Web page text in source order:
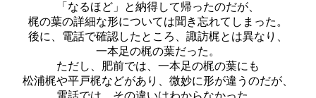
「なるほど」と納得して帰ったのだが、
梶の葉の詳細な形については聞き忘れてしまった。
後に、電話で確認したところ、諏訪梶とは異なり、
一本足の梶の葉だった。
ただし、肥前では、一本足の梶の葉にも
松浦梶や平戸梶などがあり、微妙に形が違うのだが、
電話では、その違いはわからなかった。